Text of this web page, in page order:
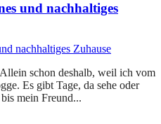
und nachhaltiges
Es gibt Tage, da sehe oder
mein Freund...